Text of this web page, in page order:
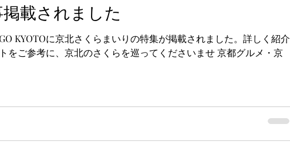
載されました
KYOTOに京北さくらまいりの特集が掲載されました。詳しく紹介
をご参考に、京北のさくらを巡ってくださいませ 京都グルメ・京